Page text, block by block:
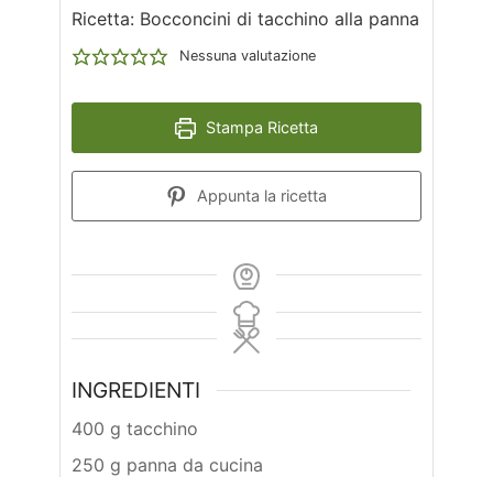
Ricetta: Bocconcini di tacchino alla panna
Nessuna valutazione
Stampa Ricetta
Appunta la ricetta
INGREDIENTI
400 g tacchino
250 g panna da cucina